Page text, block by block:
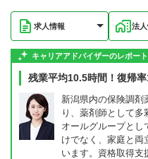
求人情報 法
キャリアアドバイザーのレポート
残業平均10.5時間！復帰
新潟県内の保険調剤
り、薬剤師として多
オールグループとし
けでなく、家庭と両
います。資格取得支